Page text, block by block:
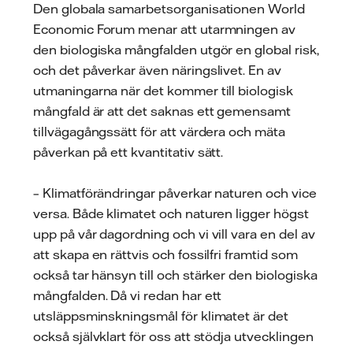
Den globala samarbetsorganisationen World
Economic Forum menar att utarmningen av
den biologiska mångfalden utgör en global risk,
och det påverkar även näringslivet. En av
utmaningarna när det kommer till biologisk
mångfald är att det saknas ett gemensamt
tillvägagångssätt för att värdera och mäta
påverkan på ett kvantitativ sätt.
– Klimatförändringar påverkar naturen och vice
versa. Både klimatet och naturen ligger högst
upp på vår dagordning och vi vill vara en del av
att skapa en rättvis och fossilfri framtid som
också tar hänsyn till och stärker den biologiska
mångfalden. Då vi redan har ett
utsläppsminskningsmål för klimatet är det
också självklart för oss att stödja utvecklingen